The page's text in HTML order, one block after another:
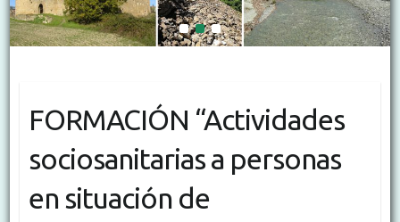
1 2 3
FORMACIÓN “Actividades
sociosanitarias a personas
en situación de